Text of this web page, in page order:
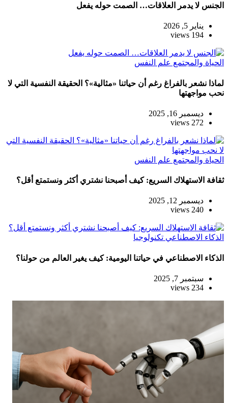
الجنس لا يدمر العلاقات… الصمت حوله يفعل
يناير 5, 2026
194 views
الحياة والمجتمع علم النفس
لماذا نشعر بالفراغ رغم أن حياتنا «مثالية»؟ الحقيقة النفسية التي لا
نحب مواجهتها
ديسمبر 16, 2025
272 views
الحياة والمجتمع علم النفس
ثقافة الاستهلاك السريع: كيف أصبحنا نشتري أكثر ونستمتع أقل؟
ديسمبر 12, 2025
240 views
الذكاء الاصطناعي تكنولوجيا
الذكاء الاصطناعي في حياتنا اليومية: كيف يغير العالم من حولنا؟
سبتمبر 7, 2025
234 views